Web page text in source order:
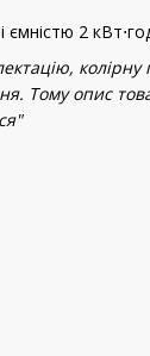
2
колірну
Тому опис